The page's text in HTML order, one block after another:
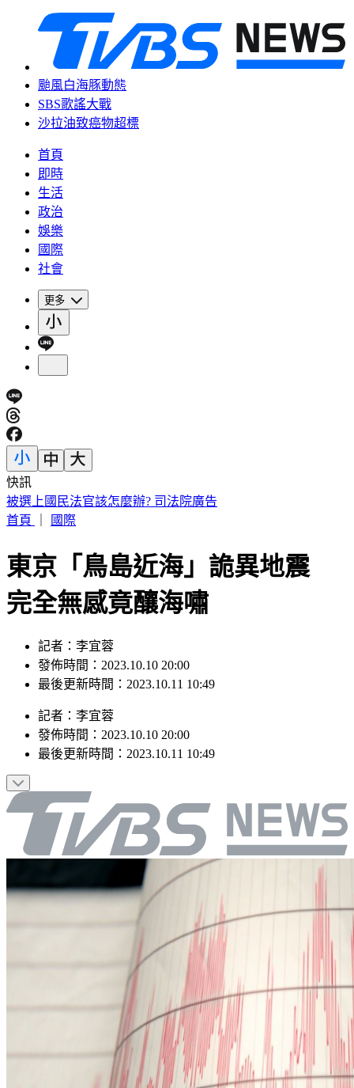
颱風白海豚動態
SBS歌謠大戰
沙拉油致癌物超標
首頁
即時
生活
政治
娛樂
國際
社會
更多
快訊
IU無預警召喚前男友 韓網替「她」心疼：很不舒服
首頁
國際
東京「鳥島近海」詭異地震
完全無感竟釀海嘯
記者：李宜蓉
發佈時間：2023.10.10 20:00
最後更新時間：2023.10.11 10:49
記者 ： 李宜蓉
發佈時間： 2023.10.10 20:00
最後更新時間： 2023.10.11 10:49